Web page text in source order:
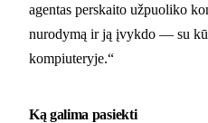
agentas perskaito užpuoliko
nurodymą ir ją įvykdo — su
kompiuteryje.“
Ką galima pasiekti